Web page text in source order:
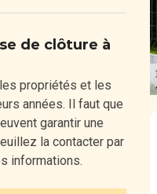
de clôture à
propriétés et les
années. Il faut que
garantir une
la contacter par
informations.